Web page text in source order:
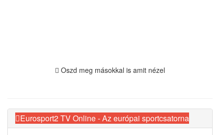
Oszd meg másokkal is amit nézel
Eurosport2 TV Online - Az európai sportcsatorna